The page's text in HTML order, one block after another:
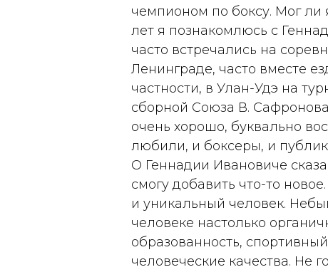
чемпионом по боксу. Мог ли
лет я познакомлюсь с
часто встречались на
Ленинграде, часто вместе
частности, в Улан-Удэ на
сборной Союза В.
очень хорошо, буквально
любили, и боксеры, и
О Геннадии Ивановиче
смогу добавить что-то
и уникальный человек.
человеке настолько
образованность,
человеческие качества. Не